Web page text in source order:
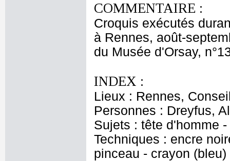
COMMENTAIRE :
Croquis exécutés
à Rennes, août-
du Musée d'Orsay,
INDEX :
Lieux : Rennes,
Personnes : Dreyfus,
Sujets : tête d'homme
Techniques : encre
pinceau - crayon (bleu)